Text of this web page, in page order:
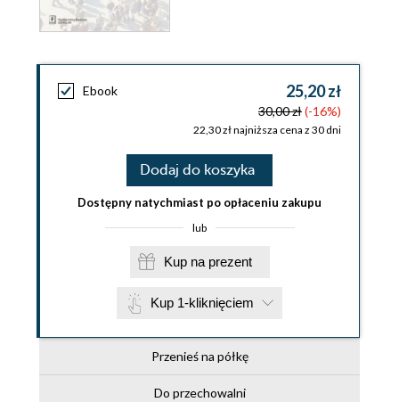
Ebook 25,20 zł
30,00 zł(-16%)
22,30 zł najniższa cena z 30 dni
Dodaj do koszyka
Dostępny natychmiast po opłaceniu zakupu
lub
Kup na prezent
Kup 1-kliknięciem
Przenieś na półkę
Do przechowalni